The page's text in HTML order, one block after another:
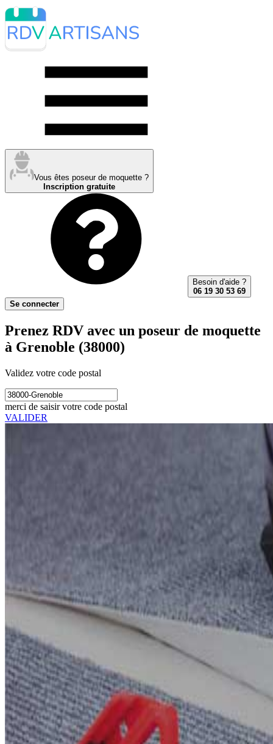
Vous êtes poseur de moquette ?
Inscription gratuite
Besoin d'aide ?
06 19 30 53 69
Se connecter
Prenez RDV avec un poseur de moquette
à Grenoble (38000)
Validez votre code postal
merci de saisir votre code postal
VALIDER